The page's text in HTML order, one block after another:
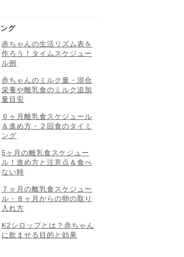
グ
赤ちゃんの生活リズム表を
作ろう！タイムスケジュー
ル例
赤ちゃんのミルク量・混合
栄養や離乳食のミルク追加
量目安
６ヶ月離乳食スケジュール
＆進め方・２回食のタイミ
ング
5ヶ月の離乳食スケジュー
ル！進め方と注意点＆食べ
ない時
７ヶ月の離乳食スケジュー
ル・８ヶ月からの卵の取り
入れ方
K2シロップとは？赤ちゃん
に飲ませる目的と効果